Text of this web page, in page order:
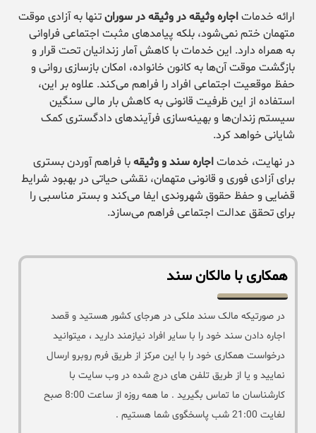
ارائه خدماتاجاره وثیقه در وثیقه در سورانتنها به آزادی موقت
متهمان ختم نمی‌شود، بلکه پیامدهای مثبت اجتماعی فراوانی
به همراه دارد. این خدمات با کاهش آمار زندانیان تحت قرار و
بازگشت موقت آن‌ها به کانون خانواده، امکان بازسازی روانی و
حفظ موقعیت اجتماعی افراد را فراهم می‌کند. علاوه بر این،
استفاده از این ظرفیت قانونی به کاهش بار مالی سنگین
سیستم زندان‌ها و بهینه‌سازی فرآیندهای دادگستری کمک
شایانی خواهد کرد.
در نهایت، خدماتاجاره سند و وثیقهبا فراهم آوردن بستری
برای آزادی فوری و قانونی متهمان، نقشی حیاتی در بهبود شرایط
قضایی و حفظ حقوق شهروندی ایفا می‌کند و بستر مناسبی را
برای تحقق عدالت اجتماعی فراهم می‌سازد.
همکاری با مالکان سند
در صورتیکه مالک سند ملکی در هرجای کشور هستید و قصد
اجاره دادن سند خود را با سایر افراد نیازمند دارید ، میتوانید
درخواست همکاری خود را با این مرکز از طریق فرم روبرو ارسال
نمایید و یا از طریق تلفن های درج شده در وب سایت با
کارشناسان ما تماس بگیرید . ما همه روزه از ساعت 8:00 صبح
لغایت 21:00 شب پاسخگوی شما هستیم .